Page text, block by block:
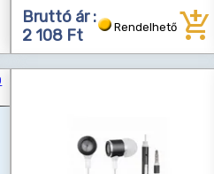
Bruttó ár :
2 108 Ft
Rendelhető add_shopping_cart